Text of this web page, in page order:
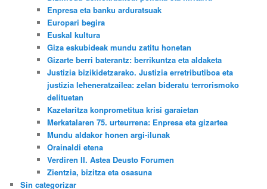
Enpresa eta banku arduratsuak
Europari begira
Euskal kultura
Giza eskubideak mundu zatitu honetan
Gizarte berri baterantz: berrikuntza eta aldaketa
Justizia bizikidetzarako. Justizia erretributiboa eta
justizia leheneratzailea: zelan bideratu terrorismoko
delituetan
Kazetaritza konprometitua krisi garaietan
Merkatalaren 75. urteurrena: Enpresa eta gizartea
Mundu aldakor honen argi-ilunak
Orainaldi etena
Verdiren II. Astea Deusto Forumen
Zientzia, bizitza eta osasuna
Sin categorizar